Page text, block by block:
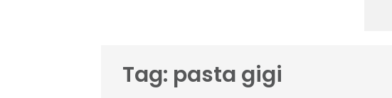
Tag: pasta gigi